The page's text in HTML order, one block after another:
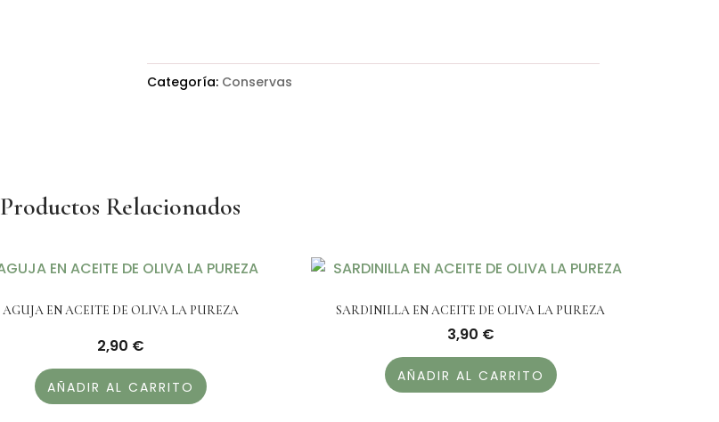
Categoría: Conservas
Productos Relacionados
AGUJA EN ACEITE DE OLIVA LA PUREZA
2,90 €
AÑADIR AL CARRITO
SARDINILLA EN ACEITE DE OLIVA LA PUREZA
3,90 €
AÑADIR AL CARRITO